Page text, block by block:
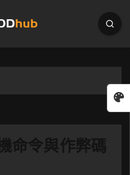
命令與作弊碼